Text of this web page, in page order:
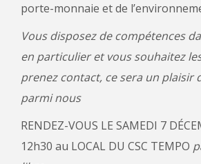
porte-monnaie et de
Vous disposez de compétences
en particulier et vous souhaitez
prenez contact, ce sera un plaisir
parmi nous
RENDEZ-VOUS LE SAMEDI 7
12h30 au LOCAL DU CSC TEMPO